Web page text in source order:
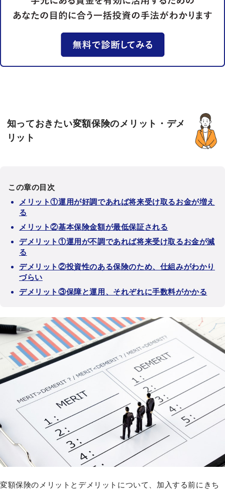
知っておきたい変額保険のメリット・デメ
リット
この章の目次
メリット①運用が好調であれば将来受け取るお金が増え
る
メリット②基本保険金額が最低保証される
デメリット①運用が不調であれば将来受け取るお金が減
る
デメリット②投資性のある保険のため、仕組みがわかり
づらい
デメリット③保障と運用、それぞれに手数料がかかる
変額保険のメリットとデメリットについて、加入する前にきち